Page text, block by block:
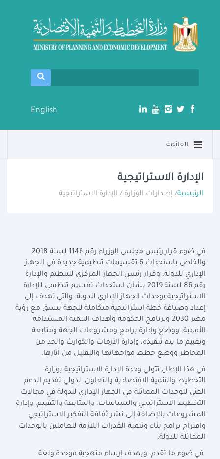
English
القائمة
الإدارة الاستراتيجية
الرئيسية/ إصدارات الوزارة / الإدارة الاستراتيجية
في ضوء قرار رئيس مجلس الوزراء رقم 1146 لسنة 2018
والخاص باستحداث 6 تقسيمات تنظيمية جديدة في الجهاز
الإداري للدولة، وقرار رئيس الجهاز المركزي للتنظيم والإدارة
رقم 86 لسنة 2019 بشأن استحداث تقسيم تنظيمي للإدارة
الاستراتيجية بوحدات الجهاز الإداري للدولة. والتي تهدف إلى
إعداد وصياغة خطة استراتيجية متكاملة للجهة تتسق مع رؤية
مصر 2030 وبرنامج الحكومة وأهداف التنمية المستدامة
الأممية، ووضع وإدارة برامج ومشروعات الجهة ومتابعة
وتقييم ما يتم تنفيذه، وإدارة الأزمات والكوارث والحد من
المخاطر ووضع خطط مواجهاتها والتقليل من آثارها.
في هذا الإطار، تتولي وحدة الإدارة الاستراتيجية بوزارة
التخطيط والتنمية الاقتصادية والتعاون الدولي تقديم الدعم
الفني للوحدات المماثلة في الجهاز الإداري للدولة في مجالات
التخطيط الاستراتيجي والسياسات، والمتابعة والتقييم، وإدارة
المشروعات بالإضافة إلى نشر ثقافة التفكير الاستراتيجي
واقتراح برامج بناء وتنمية القدرات اللازمة للعاملين بالوحدات
المماثلة للدولة.
في ضوء ما تقدم، وبهدف إرساء منهجية موحدة ولغة